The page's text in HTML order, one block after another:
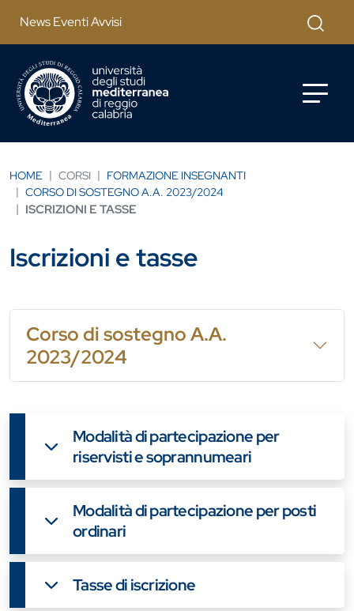
News Eventi Avvisi Cerca
HOME CORSI
FORMAZIONE INSEGNANTI
CORSO DI SOSTEGNO A.A. 2023/2024
ISCRIZIONI E TASSE
Iscrizioni e tasse
Corso di sostegno A.A.
2023/2024
Modalità di partecipazione per
riservisti e soprannumeari
Modalità di partecipazione per posti
ordinari
Tasse di iscrizione